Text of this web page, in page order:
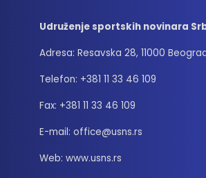
Udruženje sportskih novinara
Adresa: Resavska 28, 11000
Telefon: +381 11 33 46 109
Fax: +381 11 33 46 109
E-mail: office@usns.rs
Web: www.usns.rs